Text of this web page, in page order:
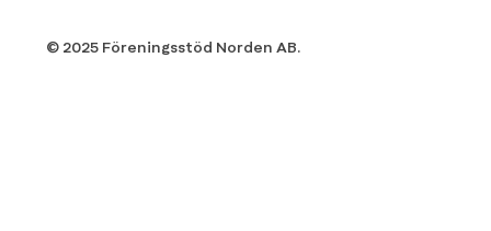
© 2025 Föreningsstöd Norden AB.